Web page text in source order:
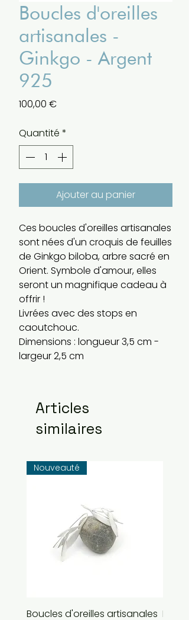
Boucles d'oreilles
artisanales -
Ginkgo - Argent
925
100,00 €Prix
Quantité *
Ajouter au panier
Ces boucles d'oreilles artisanales
sont nées d'un croquis de feuilles
de Ginkgo biloba, arbre sacré en
Orient. Symbole d'amour, elles
seront un magnifique cadeau à
offrir !
Livrées avec des stops en
caoutchouc.
Dimensions : longueur 3,5 cm -
largeur 2,5 cm
Articles
similaires
Nouveauté
Boucles d'oreilles artisanales